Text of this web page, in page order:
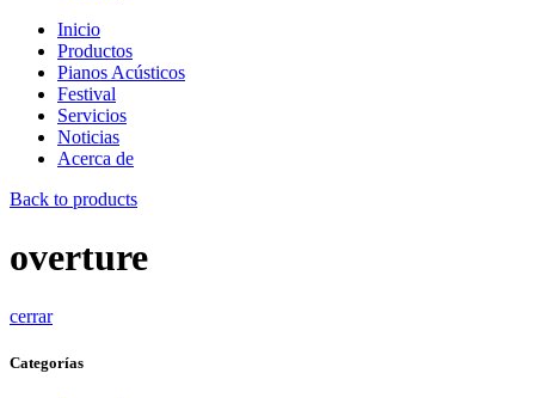
Inicio
Productos
Pianos Acústicos
Festival
Servicios
Noticias
Acerca de
Back to products
overture
cerrar
Categorías